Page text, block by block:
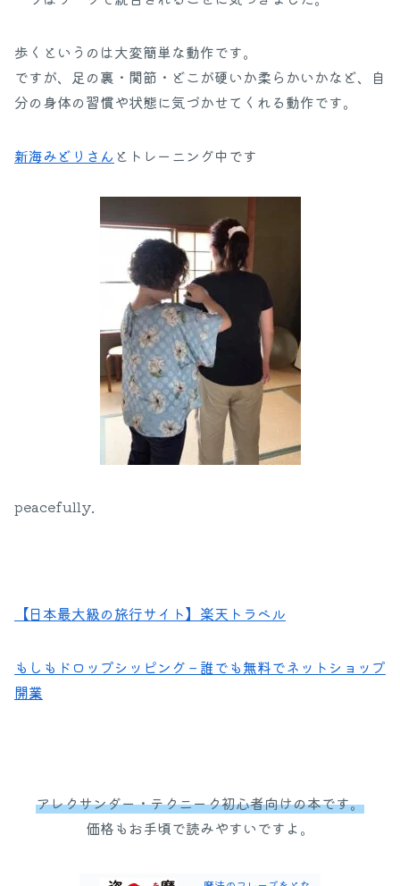
歩くというのは大変簡単な動作です。
ですが、足の裏・関節・どこが硬いか柔らかいかなど、自
分の身体の習慣や状態に気づかせてくれる動作です。
新海みどりさん とトレーニング中です
peacefully.
【日本最大級の旅行サイト】楽天トラベル
もしもドロップシッピング – 誰でも無料でネットショップ
開業
アレクサンダー・テクニーク初心者向けの本です。
価格もお手頃で読みやすいですよ。